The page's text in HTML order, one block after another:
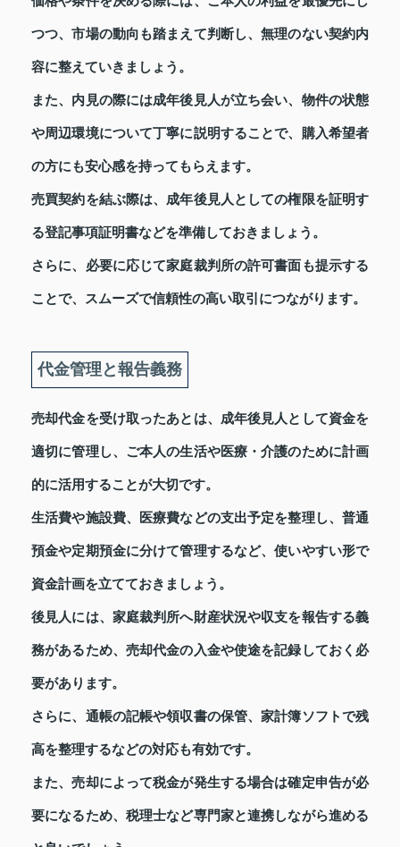
つつ、市場の動向も踏まえて判断し、無理のない契約内
容に整えていきましょう。
また、内見の際には成年後見人が立ち会い、物件の状態
や周辺環境について丁寧に説明することで、購入希望者
の方にも安心感を持ってもらえます。
売買契約を結ぶ際は、成年後見人としての権限を証明す
る登記事項証明書などを準備しておきましょう。
さらに、必要に応じて家庭裁判所の許可書面も提示する
ことで、スムーズで信頼性の高い取引につながります。
代金管理と報告義務
売却代金を受け取ったあとは、成年後見人として資金を
適切に管理し、ご本人の生活や医療・介護のために計画
的に活用することが大切です。
生活費や施設費、医療費などの支出予定を整理し、普通
預金や定期預金に分けて管理するなど、使いやすい形で
資金計画を立てておきましょう。
後見人には、家庭裁判所へ財産状況や収支を報告する義
務があるため、売却代金の入金や使途を記録しておく必
要があります。
さらに、通帳の記帳や領収書の保管、家計簿ソフトで残
高を整理するなどの対応も有効です。
また、売却によって税金が発生する場合は確定申告が必
要になるため、税理士など専門家と連携しながら進める